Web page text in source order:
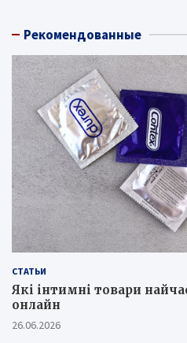
Рекомендованные
СТАТЬИ
Які інтимні товари
онлайн
26.06.2026